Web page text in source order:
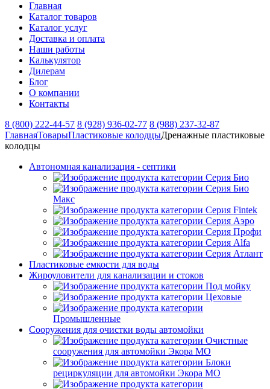
Главная
Каталог товаров
Каталог услуг
Доставка и оплата
Наши работы
Калькулятор
Дилерам
Блог
О компании
Контакты
8 (800) 222-44-57 8 (928) 936-02-77 8 (988) 237-32-87
ГлавнаяТоварыПластиковые колодцыДренажные пластиковые
колодцы
Автономная канализация - септики
Серия Био
Серия Био
Макс
Серия Fintek
Серия Аэро
Серия Профи
Серия Alfa
Серия Атлант
Пластиковые емкости для воды
Жироуловители для канализации и стоков
Под мойку
Цеховые
Промышленные
Сооружения для очистки воды автомойки
Очистные
сооружения для автомойки Экора МО
Блоки
рециркуляции для автомойки Экора МО